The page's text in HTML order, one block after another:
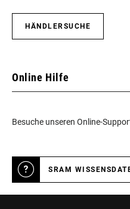
HÄNDLERSUCHE
Online Hilfe
Besuche unseren Online-
SRAM